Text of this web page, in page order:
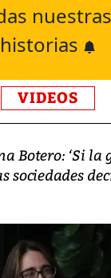
historias
VIDEOS
Botero: ‘Si la
sociedades